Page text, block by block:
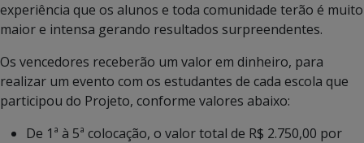
experiência que os alunos e toda comunidade terão é muito
maior e intensa gerando resultados surpreendentes.
Os vencedores receberão um valor em dinheiro, para
realizar um evento com os estudantes de cada escola que
participou do Projeto, conforme valores abaixo:
De 1ª à 5ª colocação, o valor total de R$ 2.750,00 por